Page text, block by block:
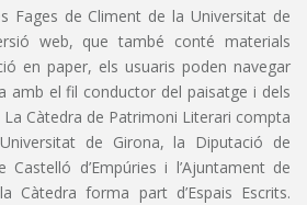
Fages de Climent de la Universitat de
web, que també conté materials
en paper, els usuaris poden navegar
amb el fil conductor del paisatge i dels
La Càtedra de Patrimoni Literari compta
de Girona, la Diputació de
Castelló d’Empúries i l’Ajuntament de
Càtedra forma part d’Espais Escrits.